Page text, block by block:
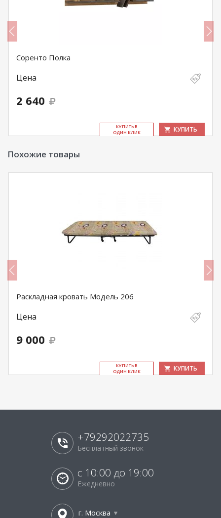
Соренто Полка
Цена
2 640
КУ­ПИТЬ В
ОДИН КЛИК
КУПИТЬ
Похожие товары
Раскладная кровать Модель 206
Цена
9 000
КУ­ПИТЬ В
ОДИН КЛИК
КУПИТЬ
+79292022735
Бесплатный звонок
с 10:00 до 19:00
Ежедневно
г. Москва